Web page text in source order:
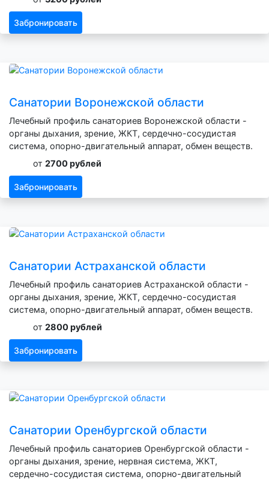
Забронировать
Санатории Воронежской области
Лечебный профиль санаториев Воронежской области -
органы дыхания, зрение, ЖКТ, сердечно-сосудистая
система, опорно-двигательный аппарат, обмен веществ.
от 2700 рублей
Забронировать
Санатории Астраханской области
Лечебный профиль санаториев Астраханской области -
органы дыхания, зрение, ЖКТ, сердечно-сосудистая
система, опорно-двигательный аппарат, обмен веществ.
от 2800 рублей
Забронировать
Санатории Оренбургской области
Лечебный профиль санаториев Оренбургской области -
органы дыхания, зрение, нервная система, ЖКТ,
сердечно-сосудистая система, опорно-двигательный